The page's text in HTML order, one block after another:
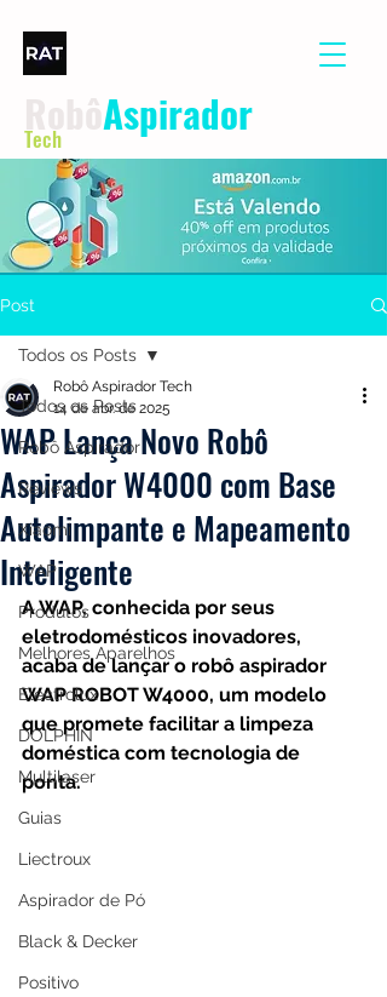
Aspirador
Tech
Post
Todos os Posts
Robô Aspirador
Reviews
Xiaomi
WAP
Produtos
Melhores Aparelhos
Electrolux
DOLPHIN
Multilaser
Guias
Liectroux
Aspirador de Pó
Black & Decker
Positivo
Todos os Posts
WAP Lança Novo Robô
Aspirador W4000 com Base
Autolimpante e Mapeamento
Inteligente
Robô Aspirador Tech
14 de abr. de 2025
A WAP, conhecida por seus
eletrodomésticos inovadores,
acaba de lançar o robô aspirador
WAP ROBOT W4000, um modelo
que promete facilitar a limpeza
doméstica com tecnologia de
ponta.